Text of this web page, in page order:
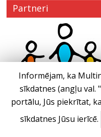
Partneri
Informējam, ka
sīkdatnes (angļu val.
portālu, Jūs piekrītat,
sīkdatnes Jūsu ierīcē.